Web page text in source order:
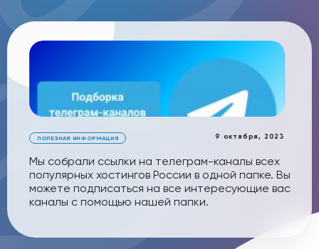
9 октября, 2023
ПОЛЕЗНАЯ ИНФОРМАЦИЯ
Мы собрали ссылки на телеграм-каналы всех
популярных хостингов России в одной папке. Вы
можете подписаться на все интересующие вас
каналы с помощью нашей папки.